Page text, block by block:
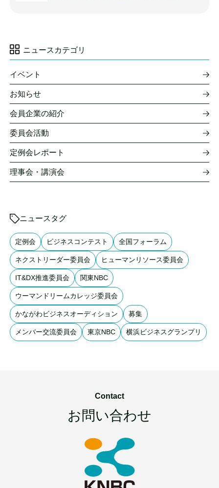
ニュースカテゴリ
イベント
お知らせ
会員企業の紹介
委員会活動
定例会レポート
理事会・講演会
ニュースタグ
定例会 ビジネスコンテスト 全国フォーラム
ネクストリーダー委員会 ヒューマンリソース委員会
IT&DX推進委員会 関東NBC
ウーマンドリームカレッジ委員会
かながわビジネスオーディション 募集
メンバー交流委員会 東京NBC 横浜ビジネスグランプリ
Contact
お問い合わせ